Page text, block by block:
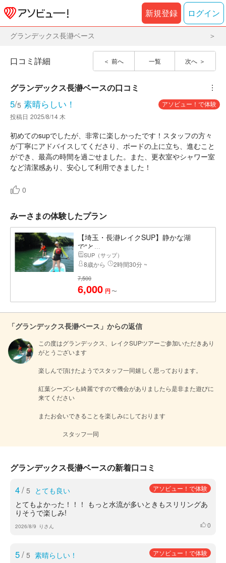
新規登録 ログイン
グランデックス長瀞ベース
前へ 一覧 次へ
口コミ詳細
グランデックス長瀞ベースの口コミ ︙
5/5 素晴らしい！
アソビュー！で体験
投稿日 2025/8/14 木
初めてのsupでしたが、非常に楽しかったです！スタッフの方々
が丁寧にアドバイスしてくださり、ボードの上に立ち、進むこと
ができ、最高の時間を過ごせました。また、更衣室やシャワー室
など清潔感あり、安心して利用できました！
0
みーさまの体験したプラン
【埼玉・長瀞レイクSUP】静かな湖
で“と...
SUP（サップ）
8歳から 2時間30分 ~
7,500
6,000 円 〜
「グランデックス長瀞ベース」からの返信
この度はグランデックス、レイクSUPツアーご参加いただきあり
がとうございます
楽しんで頂けたようでスタッフ一同嬉しく思っております。
紅葉シーズンも綺麗ですので機会がありましたら是非また遊びに
来てください
またお会いできることを楽しみにしております
スタッフ一同
グランデックス長瀞ベースの新着口コミ
4/ 5 とても良い アソビュー！で体験
とてもよかった！！！ もっと水流が多いときもスリリングあ
りそうで楽しみ!
2026/8/9 りさん いいね
0
5/ 5 素晴らしい！ アソビュー！で体験